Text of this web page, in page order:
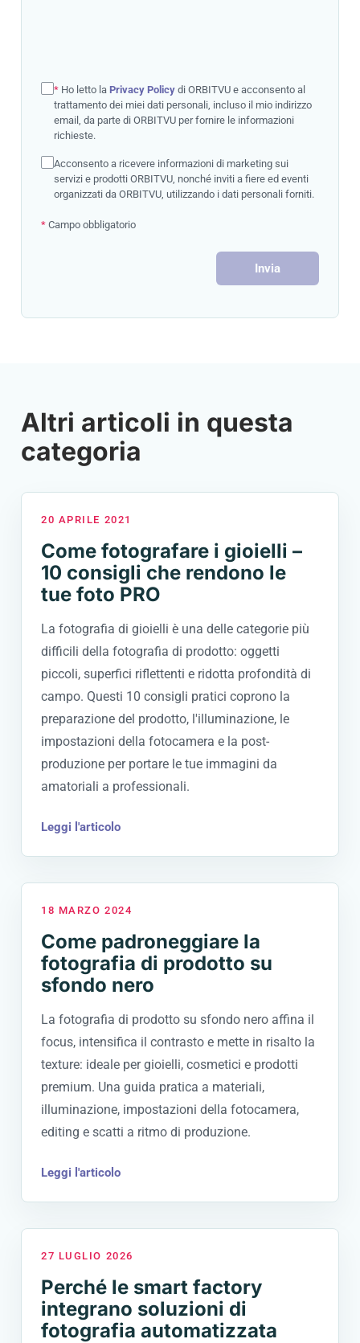
* Ho letto la Privacy Policy di ORBITVU e acconsento al
trattamento dei miei dati personali, incluso il mio indirizzo
email, da parte di ORBITVU per fornire le informazioni
richieste.
Acconsento a ricevere informazioni di marketing sui
servizi e prodotti ORBITVU, nonché inviti a fiere ed eventi
organizzati da ORBITVU, utilizzando i dati personali forniti.
* Campo obbligatorio
Invia
Altri articoli in questa
categoria
20 APRILE 2021
Come fotografare i gioielli –
10 consigli che rendono le
tue foto PRO
La fotografia di gioielli è una delle categorie più
difficili della fotografia di prodotto: oggetti
piccoli, superfici riflettenti e ridotta profondità di
campo. Questi 10 consigli pratici coprono la
preparazione del prodotto, l'illuminazione, le
impostazioni della fotocamera e la post-
produzione per portare le tue immagini da
amatoriali a professionali.
Leggi l'articolo
18 MARZO 2024
Come padroneggiare la
fotografia di prodotto su
sfondo nero
La fotografia di prodotto su sfondo nero affina il
focus, intensifica il contrasto e mette in risalto la
texture: ideale per gioielli, cosmetici e prodotti
premium. Una guida pratica a materiali,
illuminazione, impostazioni della fotocamera,
editing e scatti a ritmo di produzione.
Leggi l'articolo
27 LUGLIO 2026
Perché le smart factory
integrano soluzioni di
fotografia automatizzata